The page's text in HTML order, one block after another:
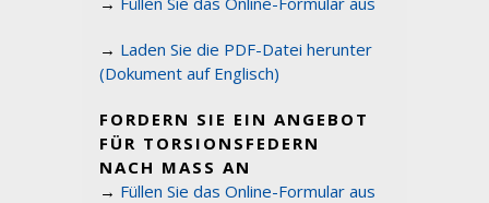
→ Laden Sie die PDF-Datei herunter
(Dokument auf Englisch)
FORDERN SIE EIN ANGEBOT
FÜR TORSIONSFEDERN
NACH MASS AN
→ Füllen Sie das Online-Formular aus